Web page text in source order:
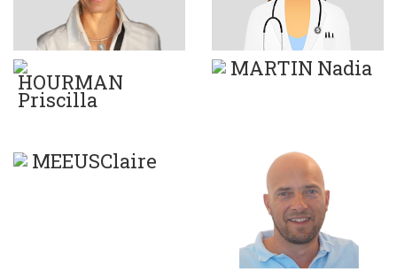
HOURMAN
Priscilla
MARTIN Nadia
MEEUSClaire